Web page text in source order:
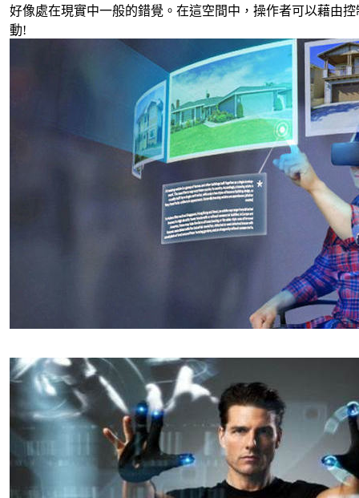
好像處在現實中一般的錯覺。在這空間中，操作者可以藉由
動!